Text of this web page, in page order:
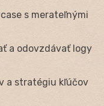
s merateľnými
a odovzdávať logy
a stratégiu kľúčov